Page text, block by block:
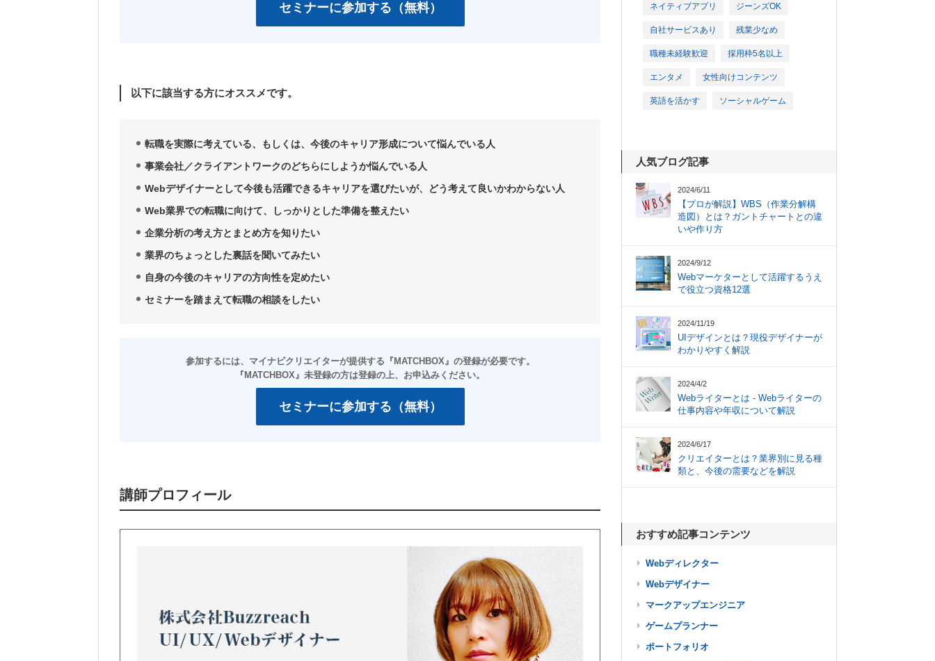
セミナーに参加する（無料）
以下に該当する方にオススメです。
転職を実際に考えている、もしくは、今後のキャリア形成について悩んでいる人
事業会社／クライアントワークのどちらにしようか悩んでいる人
Webデザイナーとして今後も活躍できるキャリアを選びたいが、どう考えて良いかわからない人
Web業界での転職に向けて、しっかりとした準備を整えたい
企業分析の考え方とまとめ方を知りたい
業界のちょっとした裏話を聞いてみたい
自身の今後のキャリアの方向性を定めたい
セミナーを踏まえて転職の相談をしたい
セミナーに参加する（無料）
講師プロフィール
ネイティブアプリ ジーンズOK
自社サービスあり 残業少なめ
職種未経験歓迎 採用枠5名以上
エンタメ 女性向けコンテンツ
英語を活かす ソーシャルゲーム
人気ブログ記事
2024/6/11
【プロが解説】WBS（作業分解構
造図）とは？ガントチャートとの違
いや作り方
2024/9/12
Webマーケターとして活躍するうえ
で役立つ資格12選
2024/11/19
UIデザインとは？現役デザイナーが
わかりやすく解説
2024/4/2
Webライターとは - Webライターの
仕事内容や年収について解説
2024/6/17
クリエイターとは？業界別に見る種
類と、今後の需要などを解説
おすすめ記事コンテンツ
Webディレクター
Webデザイナー
マークアップエンジニア
ゲームプランナー
ポートフォリオ